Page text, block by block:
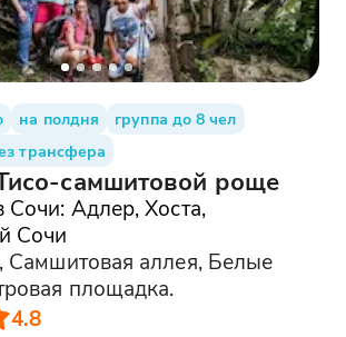
на полдня
группа до 8 чел
трансфера
самшитовой роще
Адлер, Хоста,
Сочи
Самшитовая аллея, Белые
площадка.
4.8